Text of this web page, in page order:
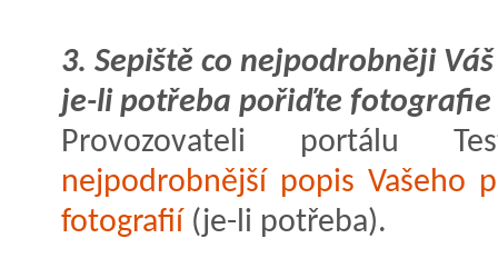
3. Sepiště co nejpodrobněji
je-li potřeba pořiďte fotografie
Provozovateli portálu
nejpodrobnější popis Vašeho
fotografií (je-li potřeba).